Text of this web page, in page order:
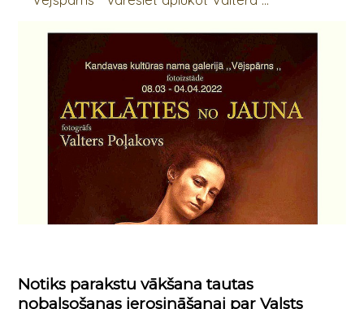
Notiks parakstu vākšana tautas
nobalsošanas ierosināšanai par Valsts